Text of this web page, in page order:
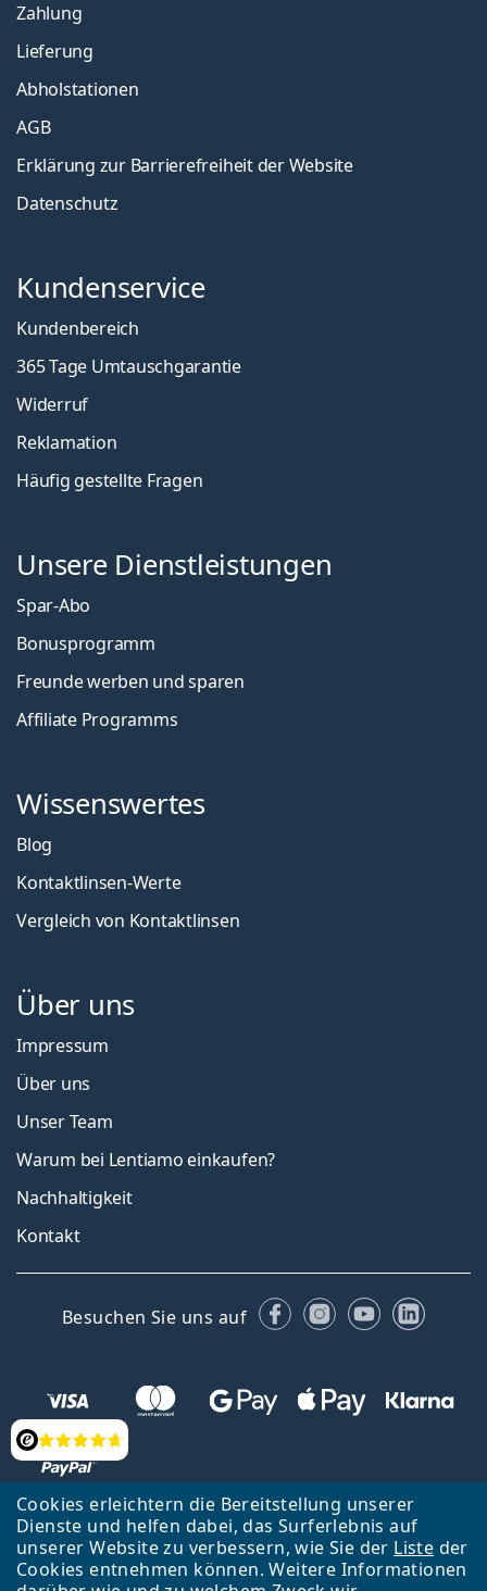
Cookies erleichtern die Bereitstellung unserer
Dienste und helfen dabei, das Surferlebnis auf
unserer Website zu verbessern, wie Sie der Liste der
Cookies entnehmen können. Weitere Informationen
Bewertung
Zahlung
Lieferung
Abholstationen
AGB
Erklärung zur Barrierefreiheit der Website
Datenschutz
Kundenservice
Kundenbereich
365 Tage Umtauschgarantie
Widerruf
Reklamation
Häufig gestellte Fragen
Unsere Dienstleistungen
Spar-Abo
Bonusprogramm
Freunde werben und sparen
Affiliate Programms
Wissenswertes
Blog
Kontaktlinsen-Werte
Vergleich von Kontaktlinsen
Über uns
Impressum
Über uns
Unser Team
Warum bei Lentiamo einkaufen?
Nachhaltigkeit
Kontakt
Besuchen Sie uns auf FacebookInstagram
YouTube
Zurück zur Hauptseite Nach oben
Français
Lentiamo s.r.o., Tschechien ist Eigentümer und Betreiber des Online-